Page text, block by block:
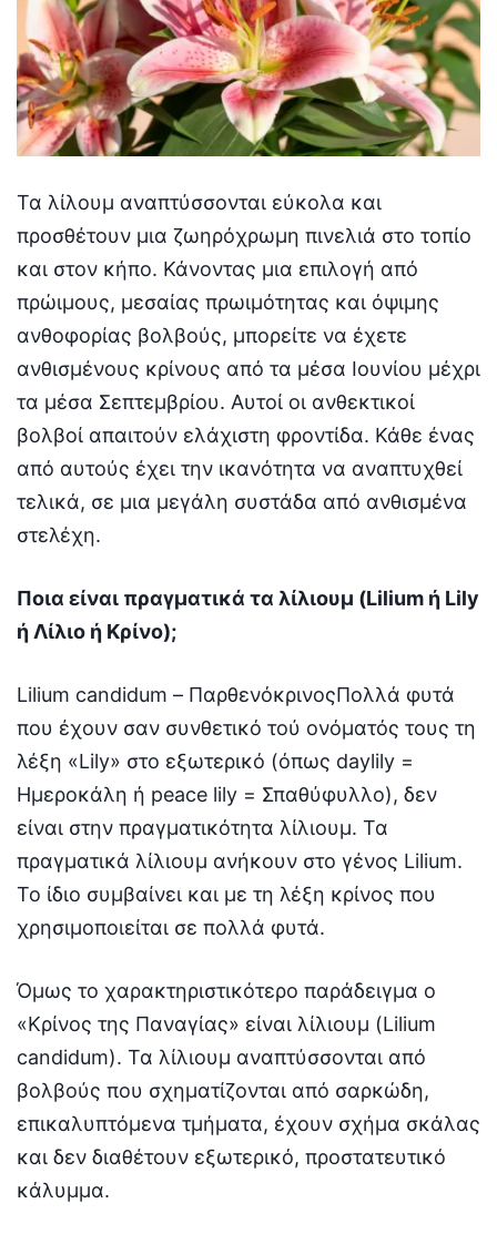
Τα λίλουμ αναπτύσσονται εύκολα και
προσθέτουν μια ζωηρόχρωμη πινελιά στο τοπίο
και στον κήπο. Κάνοντας μια επιλογή από
πρώιμους, μεσαίας πρωιμότητας και όψιμης
ανθοφορίας βολβούς, μπορείτε να έχετε
ανθισμένους κρίνους από τα μέσα Ιουνίου μέχρι
τα μέσα Σεπτεμβρίου. Αυτοί οι ανθεκτικοί
βολβοί απαιτούν ελάχιστη φροντίδα. Κάθε ένας
από αυτούς έχει την ικανότητα να αναπτυχθεί
τελικά, σε μια μεγάλη συστάδα από ανθισμένα
στελέχη.
Ποια είναι πραγματικά τα λίλιουμ (Lilium ή Lily
ή Λίλιο ή Κρίνο);
Lilium candidum – ΠαρθενόκρινοςΠολλά φυτά
που έχουν σαν συνθετικό τού ονόματός τους τη
λέξη «Lily» στο εξωτερικό (όπως daylily =
Ημεροκάλη ή peace lily = Σπαθύφυλλο), δεν
είναι στην πραγματικότητα λίλιουμ. Τα
πραγματικά λίλιουμ ανήκουν στο γένος Lilium.
Το ίδιο συμβαίνει και με τη λέξη κρίνος που
χρησιμοποιείται σε πολλά φυτά.
Όμως το χαρακτηριστικότερο παράδειγμα ο
«Κρίνος της Παναγίας» είναι λίλιουμ (Lilium
candidum). Τα λίλιουμ αναπτύσσονται από
βολβούς που σχηματίζονται από σαρκώδη,
επικαλυπτόμενα τμήματα, έχουν σχήμα σκάλας
και δεν διαθέτουν εξωτερικό, προστατευτικό
κάλυμμα.